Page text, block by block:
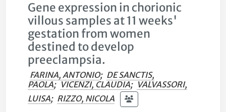
Gene expression in chorionic
villous samples at 11 weeks'
gestation from women
destined to develop
preeclampsia.
FARINA, ANTONIO; DE SANCTIS,
PAOLA; VICENZI, CLAUDIA; VALVASSORI,
LUISA; RIZZO, NICOLA